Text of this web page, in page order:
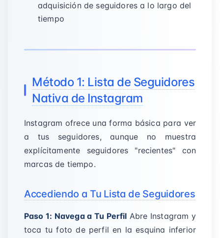
adquisición de seguidores a lo largo del
tiempo
Método 1: Lista de Seguidores
Nativa de Instagram
Instagram ofrece una forma básica para ver
a tus seguidores, aunque no muestra
explícitamente seguidores "recientes" con
marcas de tiempo.
Accediendo a Tu Lista de Seguidores
Paso 1: Navega a Tu Perfil Abre Instagram y
toca tu foto de perfil en la esquina inferior